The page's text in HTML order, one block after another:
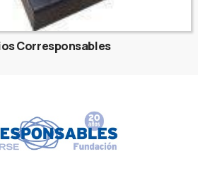
Corresponsables